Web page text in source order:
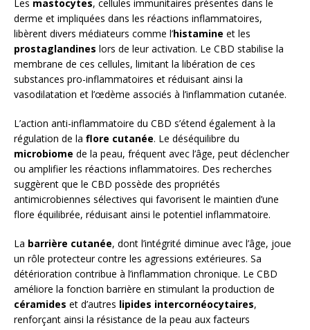
Les mastocytes, cellules immunitaires présentes dans le
derme et impliquées dans les réactions inflammatoires,
libèrent divers médiateurs comme l’histamine et les
prostaglandines lors de leur activation. Le CBD stabilise la
membrane de ces cellules, limitant la libération de ces
substances pro-inflammatoires et réduisant ainsi la
vasodilatation et l’œdème associés à l’inflammation cutanée.
L’action anti-inflammatoire du CBD s’étend également à la
régulation de la flore cutanée. Le déséquilibre du
microbiome de la peau, fréquent avec l’âge, peut déclencher
ou amplifier les réactions inflammatoires. Des recherches
suggèrent que le CBD possède des propriétés
antimicrobiennes sélectives qui favorisent le maintien d’une
flore équilibrée, réduisant ainsi le potentiel inflammatoire.
La barrière cutanée, dont l’intégrité diminue avec l’âge, joue
un rôle protecteur contre les agressions extérieures. Sa
détérioration contribue à l’inflammation chronique. Le CBD
améliore la fonction barrière en stimulant la production de
céramides et d’autres lipides intercornéocytaires,
renforçant ainsi la résistance de la peau aux facteurs